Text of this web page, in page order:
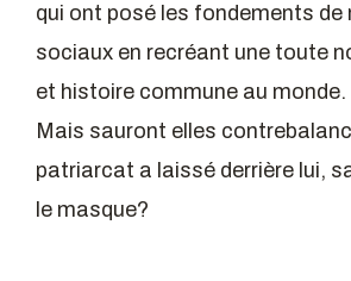
qui ont posé les fondements de
sociaux en recréant une toute
et histoire commune au monde.
Mais sauront elles
patriarcat a laissé derrière lui,
le masque?